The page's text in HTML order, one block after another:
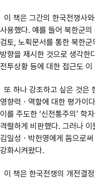
이 책은 그간의 한국전쟁사
사용했다. 예를 들어 북한군
검토, 노획문서를 통한 북한
방향을 제시한 것으로 생각한
전투상황 등에 대한 접근도
또 하나 강조하고 싶은 것은
영향력ㆍ역할에 대한 평가이
이를 주도한 ‘신전통주의’ 학
격렬하게 비판했다. 그러나
김일성ㆍ박헌영에게 둠으로
강화시켜왔다.
이 책은 한국전쟁의 개전결